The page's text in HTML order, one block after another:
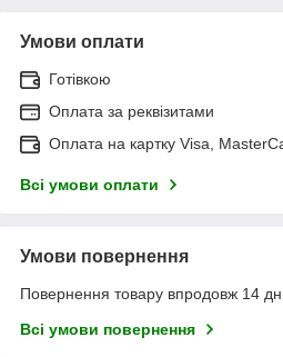
Умови оплати
Готівкою
Оплата за реквізитами
Оплата на картку Visa,
Всі умови оплати
Умови повернення
Повернення товару впродовж 14
Всі умови повернення